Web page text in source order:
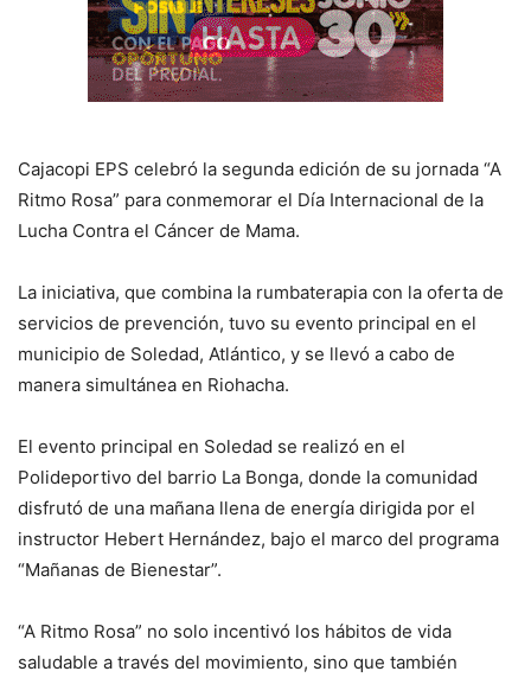
Cajacopi EPS celebró la segunda edición de su jornada “A
Ritmo Rosa” para conmemorar el Día Internacional de la
Lucha Contra el Cáncer de Mama.
La iniciativa, que combina la rumbaterapia con la oferta de
servicios de prevención, tuvo su evento principal en el
municipio de Soledad, Atlántico, y se llevó a cabo de
manera simultánea en Riohacha.
El evento principal en Soledad se realizó en el
Polideportivo del barrio La Bonga, donde la comunidad
disfrutó de una mañana llena de energía dirigida por el
instructor Hebert Hernández, bajo el marco del programa
“Mañanas de Bienestar”.
“A Ritmo Rosa” no solo incentivó los hábitos de vida
saludable a través del movimiento, sino que también